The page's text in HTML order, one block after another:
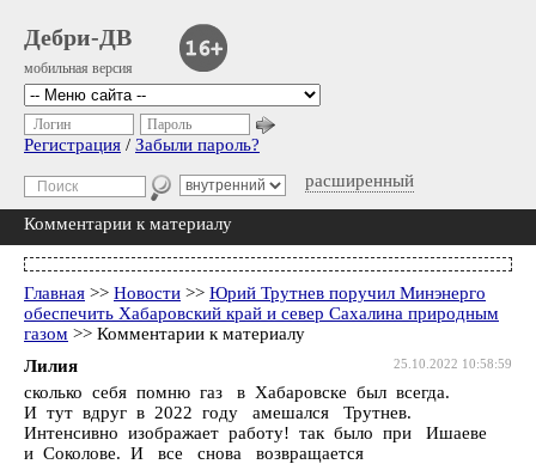
Дебри-ДВ
мобильная версия
расширенный
Логин Пароль
Регистрация / Забыли пароль?
Комментарии к материалу
Главная >> Новости >> Юрий Трутнев поручил Минэнерго
обеспечить Хабаровский край и север Сахалина природным
газом >> Комментарии к материалу
25.10.2022 10:58:59
Лилия
сколько себя помню газ в Хабаровске был всегда.
И тут вдруг в 2022 году амешался Трутнев.
Интенсивно изображает работу! так было при Ишаеве
и Соколове. И все снова возвращается